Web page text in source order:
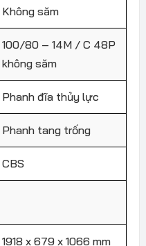
Không săm
100/80 – 14M / C 48P
không săm
Phanh đĩa thủy lực
Phanh tang trống
CBS
1918 x 679 x 1066 mm